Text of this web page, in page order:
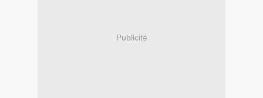
Publicité